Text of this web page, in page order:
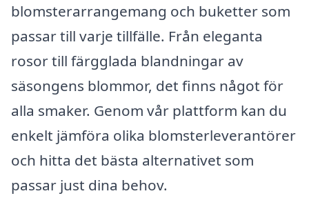
blomsterarrangemang och buketter som
passar till varje tillfälle. Från eleganta
rosor till färgglada blandningar av
säsongens blommor, det finns något för
alla smaker. Genom vår plattform kan du
enkelt jämföra olika blomsterleverantörer
och hitta det bästa alternativet som
passar just dina behov.